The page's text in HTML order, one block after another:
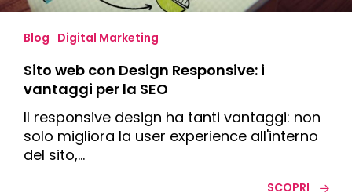
Blog Digital Marketing
Sito web con Design Responsive: i
vantaggi per la SEO
Il responsive design ha tanti vantaggi: non
solo migliora la user experience all'interno
del sito,…
SCOPRI